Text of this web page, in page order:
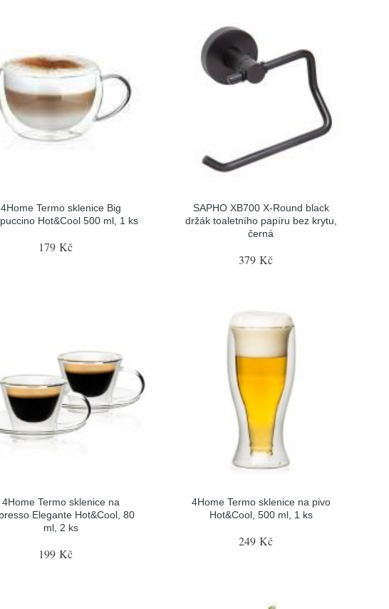
4Home Termo sklenice Big
Hot&Cool 500 ml, 1 ks
179 Kč
SAPHO XB700 X-Round black
držák toaletního papíru bez krytu,
černá
379 Kč
4Home Termo sklenice na
Elegante Hot&Cool, 80
ml, 2 ks
199 Kč
4Home Termo sklenice na pivo
Hot&Cool, 500 ml, 1 ks
249 Kč